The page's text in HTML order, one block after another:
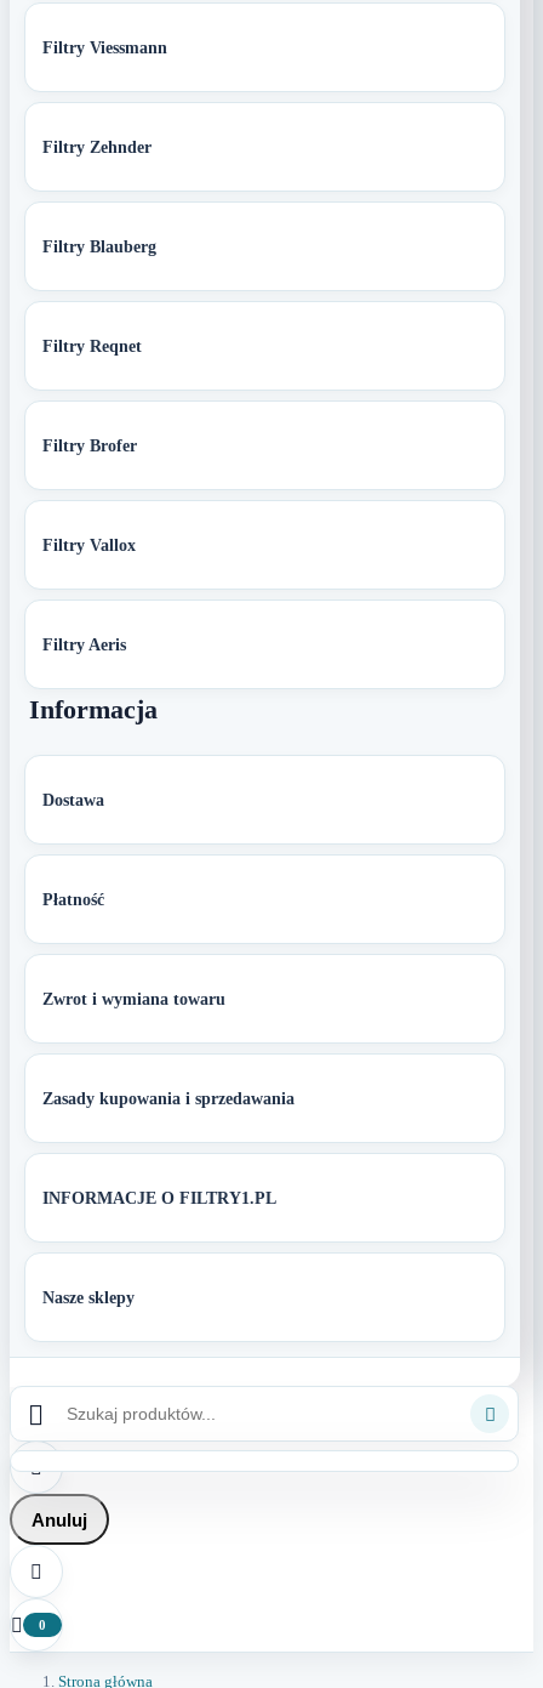
Filtry Viessmann
Filtry Zehnder
Filtry Blauberg
Filtry Reqnet
Filtry Brofer
Filtry Vallox
Filtry Aeris
Informacja
Dostawa
Płatność
Zwrot i wymiana towaru
Zasady kupowania i sprzedawania
INFORMACJE O FILTRY1.PL
Nasze sklepy
 

Anuluj

 0
Strona główna